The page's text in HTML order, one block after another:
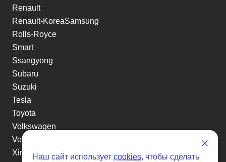
Renault
Renault-KoreaSamsung
Rolls-Royce
Smart
Ssangyong
Subaru
Suzuki
Tesla
Toyota
Volkswagen
Volvo
Xin yuanНаш сайт использует cookies, чтобы сделать